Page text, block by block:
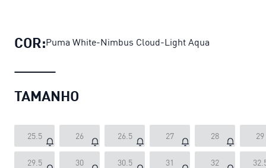
COR:Puma White-Nimbus Cloud-Light Aqua
TAMANHO
25.5 26 26.5 27 28 29
29.5 30 30.5 31 32